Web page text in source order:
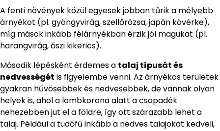
A fenti növények közül egyesek jobban tűrik a mélyebb
árnyékot (pl. gyöngyvirág, szellőrózsa, japán kövérke),
míg mások inkább félárnyékban érzik jól magukat (pl.
harangvirág, őszi kikerics).
Második lépésként érdemes a talaj típusát és
nedvességét is figyelembe venni. Az árnyékos területek
gyakran hűvösebbek és nedvesebbek, de vannak olyan
helyek is, ahol a lombkorona alatt a csapadék
nehezebben jut el a földre, így ott szárazabb lehet a
talaj. Például a tüdőfű inkább a nedves talajokat kedveli,